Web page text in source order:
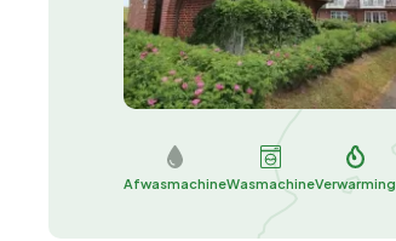
AfwasmachineWasmachineVerwarming